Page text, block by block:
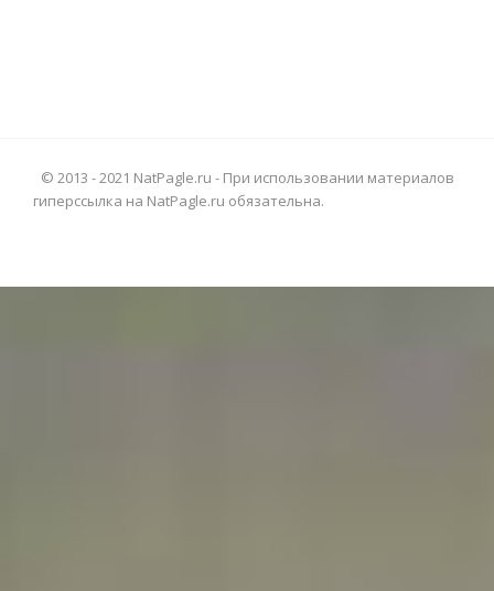
© 2013 - 2021 NatPagle.ru - При использовании материалов
гиперссылка на NatPagle.ru обязательна.